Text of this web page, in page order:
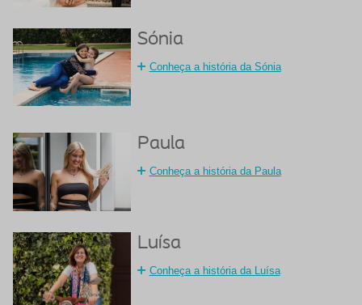
Sónia
Conheça a história da Sónia
Paula
Conheça a história da Paula
Luísa
Conheça a história da Luísa